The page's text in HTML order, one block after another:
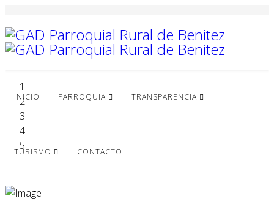
INICIO PARROQUIA TRANSPARENCIA
TURISMO CONTACTO